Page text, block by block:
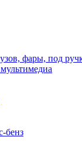
фары, под
бенз